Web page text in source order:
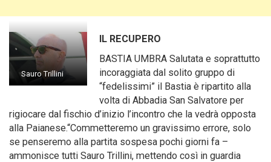
Sauro Trillini
IL RECUPERO
BASTIA UMBRA Salutata e soprattutto
incoraggiata dal solito gruppo di
“fedelissimi” il Bastia è ripartito alla
volta di Abbadia San Salvatore per
rigiocare dal fischio d’inizio l’incontro che la vedrà opposta
alla Paianese.“Commetteremo un gravissimo errore, solo
se penseremo alla partita sospesa pochi giorni fa –
ammonisce tutti Sauro Trillini, mettendo così in guardia